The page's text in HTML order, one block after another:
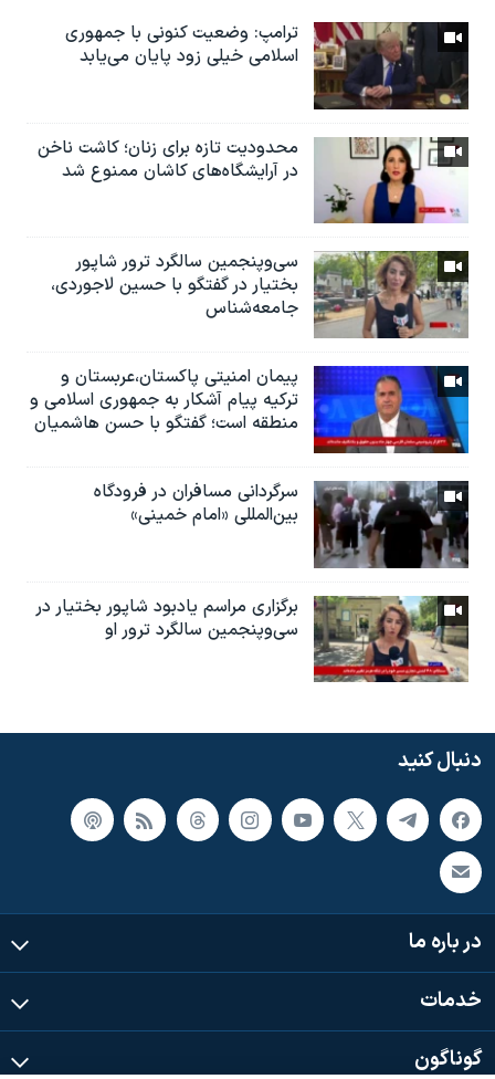
ترامپ: وضعیت کنونی با جمهوری
اسلامی خیلی زود پایان می‌یابد
محدودیت تازه برای زنان؛ کاشت ناخن
در آرایشگاه‌های کاشان ممنوع شد
سی‌وپنجمین سالگرد ترور شاپور
بختیار در گفتگو با حسین لاجوردی،
جامعه‌شناس
پیمان امنیتی پاکستان،عربستان و
ترکیه پیام آشکار به جمهوری اسلامی و
منطقه است؛ گفتگو با حسن هاشمیان
سرگردانی مسافران در فرودگاه
بین‌المللی «امام خمینی»
برگزاری مراسم یادبود شاپور بختیار در
سی‌وپنجمین سالگرد ترور او
دنبال کنید
در باره ما
خدمات
گوناگون